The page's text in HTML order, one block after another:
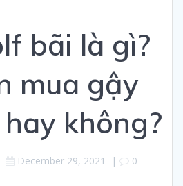
bãi là gì?
mua gậy
không?
December 29, 2021 | 0